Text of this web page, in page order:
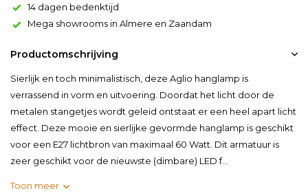
14 dagen bedenktijd
Mega showrooms in Almere en Zaandam
Productomschrijving
Sierlijk en toch minimalistisch, deze Aglio hanglamp is
verrassend in vorm en uitvoering. Doordat het licht door de
metalen stangetjes wordt geleid ontstaat er een heel apart licht
effect. Deze mooie en sierlijke gevormde hanglamp is geschikt
voor een E27 lichtbron van maximaal 60 Watt. Dit armatuur is
zeer geschikt voor de nieuwste (dimbare) LED f...
Toon meer